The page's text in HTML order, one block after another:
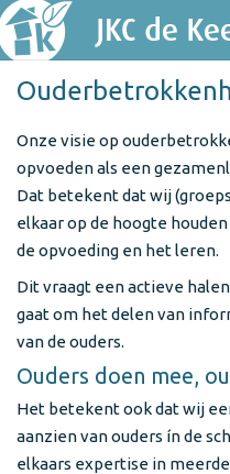
ONDERWIJS
Bellen E-mail
Onze visie op
opvoeden als een
Dat betekent dat wij
elkaar op de hoogte
de opvoeding en het leren.
Dit vraagt een actieve
gaat om het delen van
van de ouders.
Ouders doen mee,
Het betekent ook dat wij
aanzien van ouders ín de
elkaars expertise in